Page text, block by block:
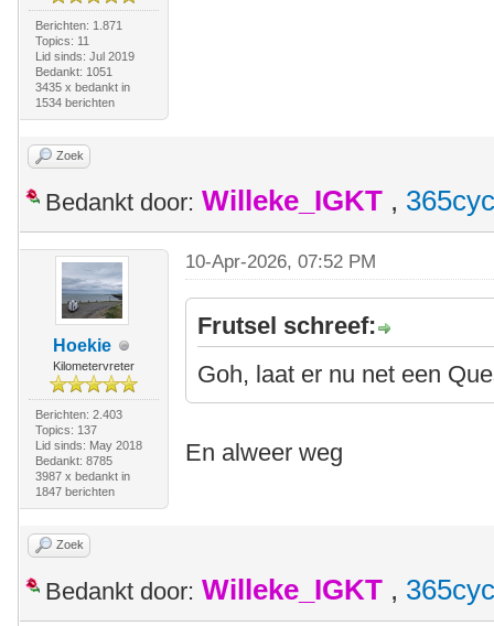
Berichten: 1.871
Topics: 11
Lid sinds: Jul 2019
Bedankt: 1051
3435 x bedankt in
1534 berichten
Zoek
Bedankt door: Willeke_IGKT ,
Hoekie
Kilometervreter
Berichten: 2.403
Topics: 137
Lid sinds: May 2018
Bedankt: 8785
3987 x bedankt in
1847 berichten
10-Apr-2026, 07:52 PM
Frutsel schreef:
Goh, laat er nu net een
En alweer weg
Zoek
Bedankt door: Willeke_IGKT ,